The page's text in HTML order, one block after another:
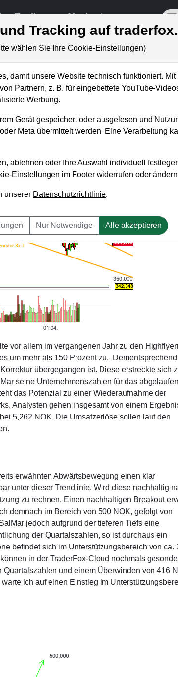
Trading Akademie
ein wahres
vor allem im vergangenen Jahr zu den
um mehr als 150 Prozent zu.
übergegangen ist. Diese erstreckte sich
seine Unternehmenszahlen für das
das Potenzial zu einer Wiederaufnahme der
Analysten gehen insgesamt von einem
5,262 NOK. Die Umsatzerlöse sollen laut den
erwähnten Abwärtsbewegung einen klar
unter dieser Trendlinie. Wird diese nachhaltig
zu rechnen. Einen nachhaltigen Breakout
demnach im Bereich von 500 NOK, gefolgt von
jedoch aufgrund der tieferen Tiefs eine
der Quartalszahlen, so ist durchaus ein
befindet sich im Unterstützungsbereich von ca.
in der TraderFox-Cloud nochmals
und einem Überwinden von 416
ich auf einen Einstieg im
Tracking auf
wählen Sie Ihre Cookie-Einstellungen)
damit unsere Website technisch funktioniert.
Partnern, z. B. für eingebettete YouTube-
Werbung.
Gerät gespeichert oder ausgelesen und
Meta übermittelt werden. Eine Verarbeitung
ablehnen oder Ihre Auswahl individuell
Einstellungen im Footer widerrufen oder
unserer Datenschutzrichtlinie.
Nur Notwendige Alle akzeptieren